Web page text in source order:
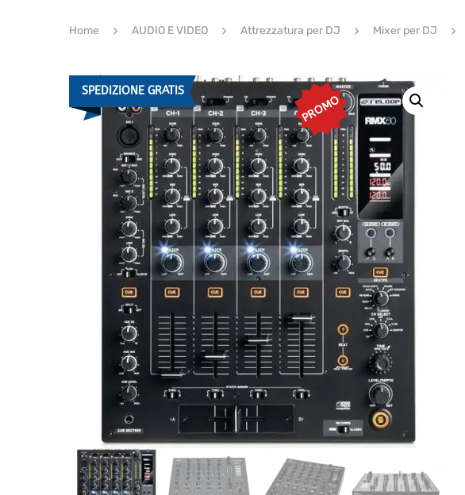
Home AUDIO E VIDEO Attrezzatura per DJ Mixer per DJ
SPEDIZIONE GRATIS
PROMO